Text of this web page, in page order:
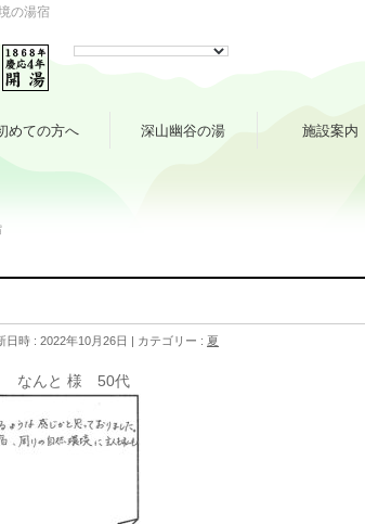
の湯宿
めての方へ 深山幽谷の湯 施設案内
日時 : 2022年10月26日 カテゴリー : 夏
なんと 様 50代